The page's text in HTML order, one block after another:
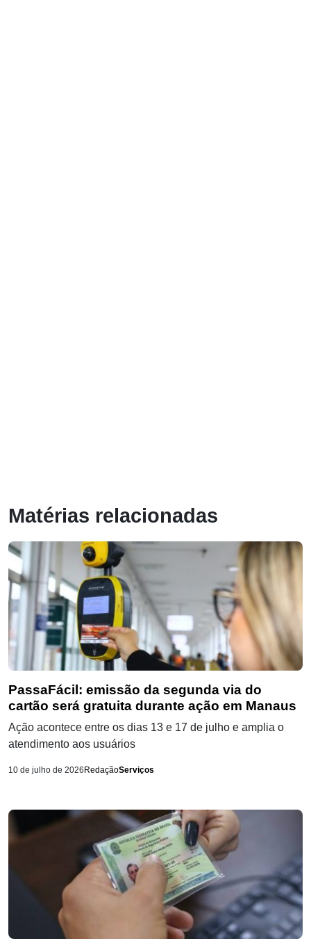
Matérias relacionadas
PassaFácil: emissão da segunda via do
cartão será gratuita durante ação em Manaus
Ação acontece entre os dias 13 e 17 de julho e amplia o
atendimento aos usuários
10 de julho de 2026 RedaçãoServiços